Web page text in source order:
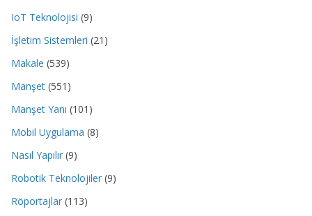
IoT Teknolojisi (9)
İşletim Sistemleri (21)
Makale (539)
Manşet (551)
Manşet Yanı (101)
Mobil Uygulama (8)
Nasıl Yapılır (9)
Robotik Teknolojiler (9)
Röportajlar (113)